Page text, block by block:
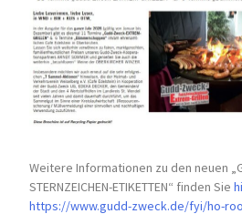
Weitere Informationen zu den neuen
STERNZEICHEN-ETIKETTEN“ finden Sie
https://www.gudd-zweck.de/fyi/ho-